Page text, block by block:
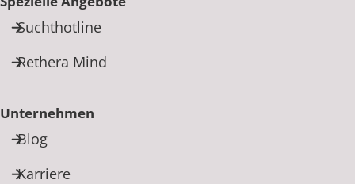
Suchthotline
Rethera Mind
Unternehmen
Blog
Karriere